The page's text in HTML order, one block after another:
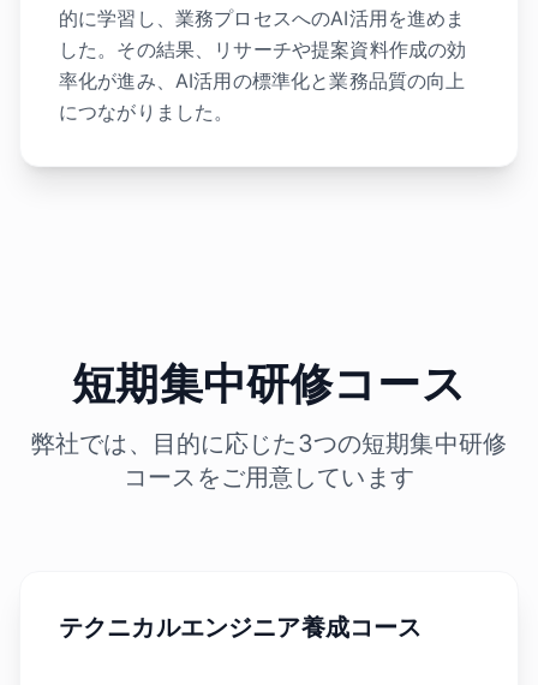
的に学習し、業務プロセスへのAI活用を進めま
した。その結果、リサーチや提案資料作成の効
率化が進み、AI活用の標準化と業務品質の向上
につながりました。
短期集中研修コース
弊社では、目的に応じた3つの短期集中研修
コースをご用意しています
テクニカルエンジニア養成コース